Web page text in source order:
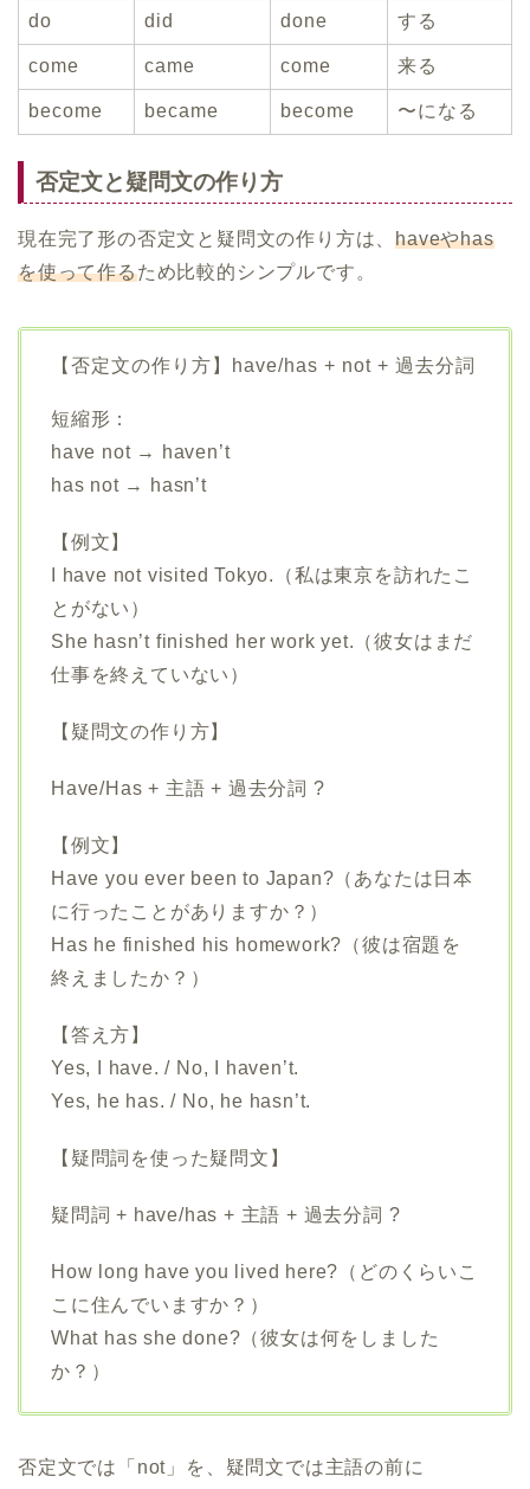
do did done する
come came come 来る
become became become 〜になる
否定文と疑問文の作り方
現在完了形の否定文と疑問文の作り方は、haveやhas
を使って作るため比較的シンプルです。
【否定文の作り方】have/has + not + 過去分詞
短縮形：
have not → haven’t
has not → hasn’t
【例文】
I have not visited Tokyo.（私は東京を訪れたこ
とがない）
She hasn’t finished her work yet.（彼女はまだ
仕事を終えていない）
【疑問文の作り方】
Have/Has + 主語 + 過去分詞 ?
【例文】
Have you ever been to Japan?（あなたは日本
に行ったことがありますか？）
Has he finished his homework?（彼は宿題を
終えましたか？）
【答え方】
Yes, I have. / No, I haven’t.
Yes, he has. / No, he hasn’t.
【疑問詞を使った疑問文】
疑問詞 + have/has + 主語 + 過去分詞 ?
How long have you lived here?（どのくらいこ
こに住んでいますか？）
What has she done?（彼女は何をしました
か？）
否定文では「not」を、疑問文では主語の前に